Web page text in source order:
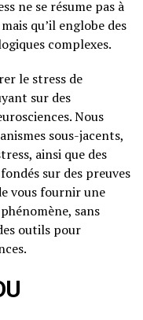
ne se résume pas à
qu’il englobe des
complexes.
le stress de
sur des
Nous
sous-jacents,
ainsi que des
sur des preuves
vous fournir une
sans
outils pour